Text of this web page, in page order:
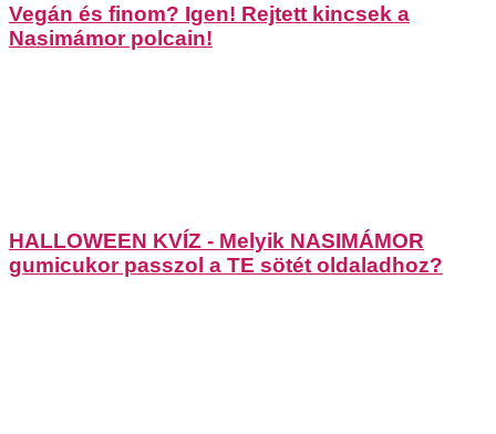
Vegán és finom? Igen! Rejtett kincsek a
Nasimámor polcain!
HALLOWEEN KVÍZ - Melyik NASIMÁMOR
gumicukor passzol a TE sötét oldaladhoz?